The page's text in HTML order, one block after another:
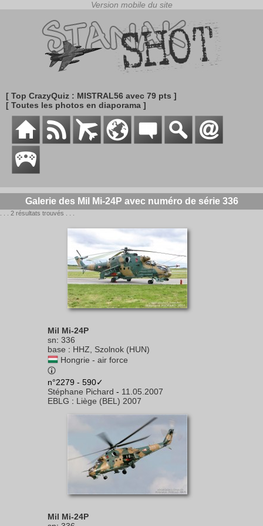
[ Top CrazyQuiz : MISTRAL56 avec 79 pts ]
[ Toutes les photos en diaporama ]
Galerie des Mil Mi-24P avec numéro de série 336
. . . 2 résultats trouvés . . .
Mil Mi-24P
sn: 336
base : HHZ, Szolnok (HUN)
Hongrie - air force
n°2279 - 590✓
Stéphane Pichard - 11.05.2007
EBLG : Liège (BEL) 2007
Mil Mi-24P